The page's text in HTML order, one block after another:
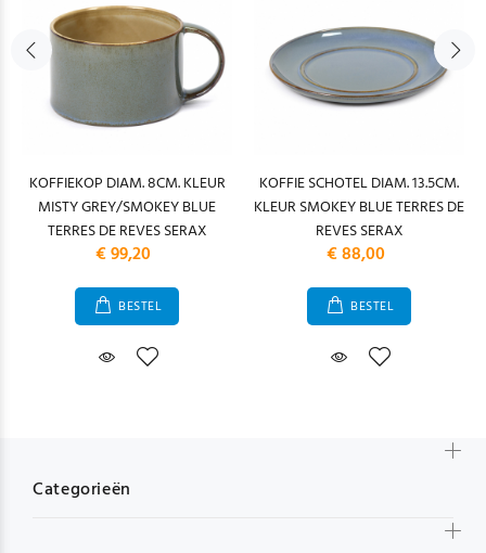
KOFFIEKOP DIAM. 8CM. KLEUR
MISTY GREY/SMOKEY BLUE
TERRES DE REVES SERAX
€ 99,20
BESTEL
KOFFIE SCHOTEL DIAM. 13.5CM.
KLEUR SMOKEY BLUE TERRES DE
REVES SERAX
€ 88,00
BESTEL
Categorieën